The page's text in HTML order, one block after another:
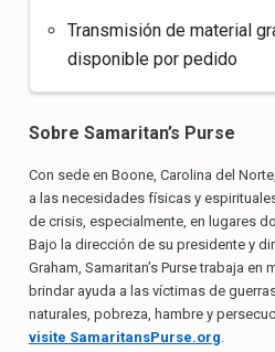
Transmisión de material
disponible por pedido
Sobre Samaritan’s Purse
Con sede en Boone, Carolina del
a las necesidades físicas y
de crisis, especialmente, en lugares
Bajo la dirección de su presidente y
Graham, Samaritan’s Purse trabaja en
brindar ayuda a las víctimas de
naturales, pobreza, hambre y
visite SamaritansPurse.org.